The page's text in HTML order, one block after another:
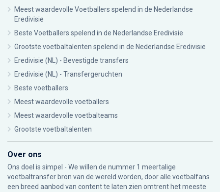
Meest waardevolle Voetballers spelend in de Nederlandse
Eredivisie
Beste Voetballers spelend in de Nederlandse Eredivisie
Grootste voetbaltalenten spelend in de Nederlandse Eredivisie
Eredivisie (NL) - Bevestigde transfers
Eredivisie (NL) - Transfergeruchten
Beste voetballers
Meest waardevolle voetballers
Meest waardevolle voetbalteams
Grootste voetbaltalenten
Over ons
Ons doel is simpel - We willen de nummer 1 meertalige
voetbaltransfer bron van de wereld worden, door alle voetbalfans
een breed aanbod van content te laten zien omtrent het meeste